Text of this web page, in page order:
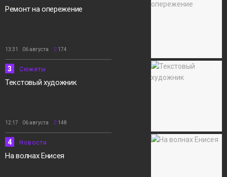
Ремонт на опережение
13:31 06 августа 174
3 Сюжеты
Текстовый художник
12:17 06 августа 148
4 Новости
На волнах Енисея